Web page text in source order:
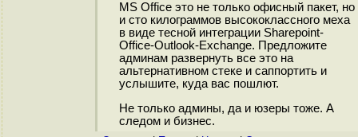
MS Office это не только офисный пакет, но
и сто килограммов высококлассного меха
в виде тесной интеграции Sharepoint-
Office-Outlook-Exchange. Предложите
админам развернуть все это на
альтернативном стеке и саппортить и
услышите, куда вас пошлют.
Не только админы, да и юзеры тоже. А
следом и бизнес.